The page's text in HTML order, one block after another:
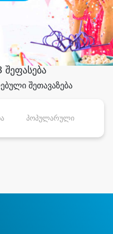
შეთავაზება
შეფასება
პოპულარული